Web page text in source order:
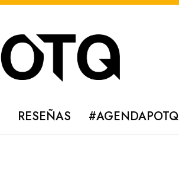
RESEÑAS #AGENDAPOTQ